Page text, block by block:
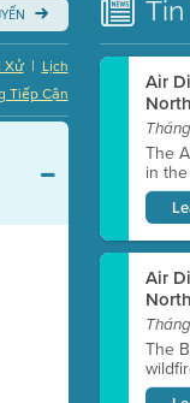
Lịch
|
Xử
Tiếp Cận
Air
The
in
Air
The